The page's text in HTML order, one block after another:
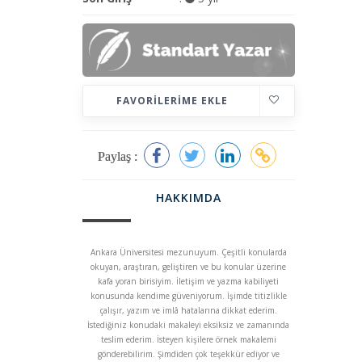
FAVORILERIME EKLE
Paylaş :
HAKKIMDA
Ankara Üniversitesi mezunuyum. Çeşitli konularda
okuyan, araştıran, geliştiren ve bu konular üzerine
kafa yoran birisiyim. İletişim ve yazma kabiliyeti
konusunda kendime güveniyorum. İşimde titizlikle
çalışır, yazım ve imlâ hatalarına dikkat ederim.
İstediğiniz konudaki makaleyi eksiksiz ve zamanında
teslim ederim. İsteyen kişilere örnek makalemi
gönderebilirim. Şimdiden çok teşekkür ediyor ve